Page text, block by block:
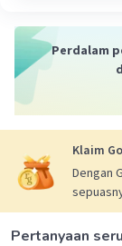
Perdalam
Klaim
Dengan
Pertanyaan